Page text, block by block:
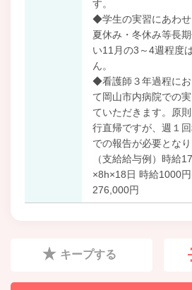
す。
◆学生の実習にあわせ
夏休み・冬休み等長
い11月の3～4週程度
ん。
◆看護師３年過程に
て岡山市内病院での
ていただきます。原
行直帰ですが、週１
での報告が必要となり
（支給給与例）時給
×8h×18日 時給1000
276,000円
キープする